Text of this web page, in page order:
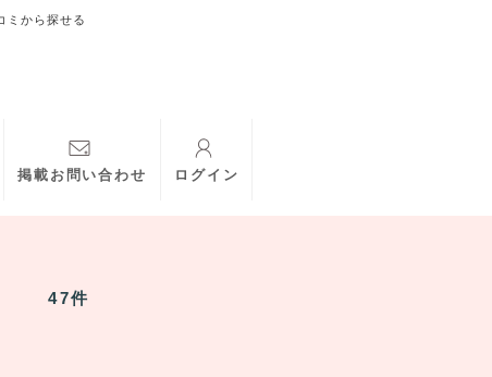
ミから探せる
掲載お問い合わせ ログイン
47件